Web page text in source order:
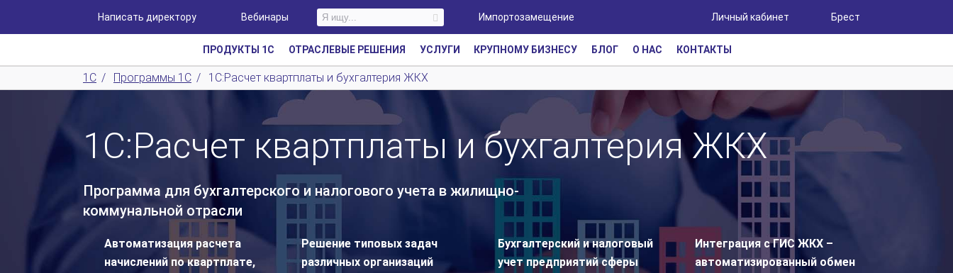
Написать директору Вебинары Импортозамещение Личный кабинет Брест
ПРОДУКТЫ 1С ОТРАСЛЕВЫЕ РЕШЕНИЯ УСЛУГИ КРУПНОМУ БИЗНЕСУ БЛОГ О НАС КОНТАКТЫ
1С / Программы 1С / 1С:Расчет квартплаты и бухгалтерия ЖКХ
1С:Расчет квартплаты и бухгалтерия ЖКХ
Программа для бухгалтерского и налогового учета в жилищно-
коммунальной отрасли
Автоматизация расчета
начислений по квартплате,
Решение типовых задач
различных организаций
Бухгалтерский и налоговый
учет предприятий сферы
Интеграция с ГИС ЖКХ –
автоматизированный обмен